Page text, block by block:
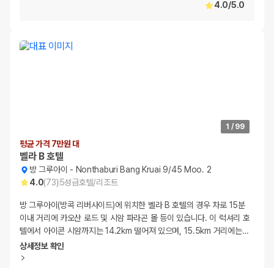
4.0/5.0
1 / 99
평균 가격 7만원 대
벨라 B 호텔
방 그루아이 - Nonthaburi Bang Kruai 9/45 Moo. 2
4.0(73)5성급호텔/리조트
방 그루아이(방콕 리버사이드)에 위치한 벨라 B 호텔의 경우 차로 15분
이내 거리에 카오산 로드 및 시암 파라곤 몰 등이 있습니다. 이 럭셔리 호
텔에서 아이콘 시암까지는 14.2km 떨어져 있으며, 15.5km 거리에는…
상세정보 확인